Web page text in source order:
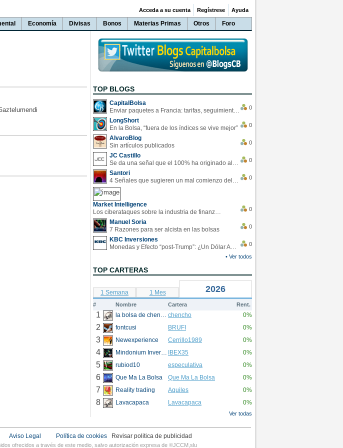
Economía Divisas Bonos Materias Primas Otros Foro
Acceda a su cuenta Regístrese Ayuda
TOP BLOGS
CapitalBolsa
Enviar paquetes a Francia: tarifas, seguimiento y ventajas destacadas
0
LongShort
En la Bolsa, “fuera de los índices se vive mejor”
0
AlvaroBlog
Sin artículos publicados
0
JC Castillo
Se da una señal que el 100% ha originado alzas en las bolsas
0
Santori
4 Señales que sugieren un mal comienzo del 3T de la economía EEUU
0
Market Intelligence
Los ciberataques sobre la industria de finanzas se han duplicado este año
0
Manuel Soria
7 Razones para ser alcista en las bolsas
0
KBC Inversiones
Monedas y Efecto “post-Trump”: ¿Un Dólar Americano operando en rangos?
0
• Ver todos
TOP CARTERAS
1 Semana 1 Mes 2026
# Nombre Cartera Rent.
1 la bolsa de chencho chencho 0%
2 fontcusi BRUFI 0%
3 Newexperience Cerrillo1989 0%
4 Mindonium Inversions IBEX35 0%
5 rubiod10 especulativa 0%
6 Que Ma La Bolsa Que Ma La Bolsa 0%
7 Reality trading Aquiles 0%
8 Lavacapaca Lavacapaca 0%
Ver todas
Aviso Legal Revisar politica de publicidad
Política de cookies
ofrecidos a través de este medio, salvo autorización expresa de ©JCCM,slu